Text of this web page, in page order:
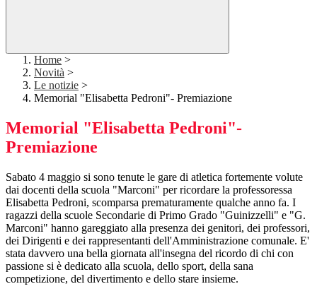
Home >
Novità >
Le notizie >
Memorial "Elisabetta Pedroni"- Premiazione
Memorial "Elisabetta Pedroni"-
Premiazione
Sabato 4 maggio si sono tenute le gare di atletica fortemente volute
dai docenti della scuola "Marconi" per ricordare la professoressa
Elisabetta Pedroni, scomparsa prematuramente qualche anno fa. I
ragazzi della scuole Secondarie di Primo Grado "Guinizzelli" e "G.
Marconi" hanno gareggiato alla presenza dei genitori, dei professori,
dei Dirigenti e dei rappresentanti dell'Amministrazione comunale. E'
stata davvero una bella giornata all'insegna del ricordo di chi con
passione si è dedicato alla scuola, dello sport, della sana
competizione, del divertimento e dello stare insieme.